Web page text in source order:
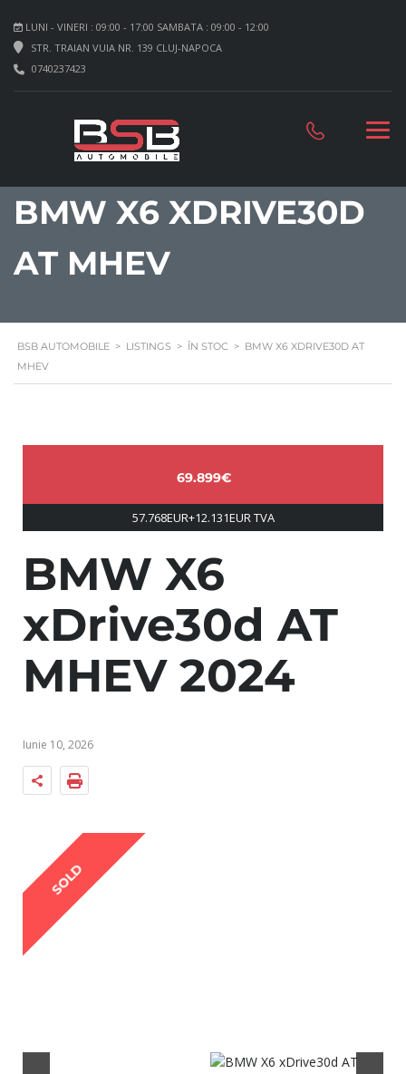
LUNI - VINERI : 09:00 - 17:00 SAMBATA : 09:00 - 12:00
STR. TRAIAN VUIA NR. 139 CLUJ-NAPOCA
0740237423
BMW X6 XDRIVE30D
AT MHEV
BSB AUTOMOBILE > LISTINGS > ÎN STOC > BMW X6 XDRIVE30D AT
MHEV
69.899€
57.768EUR+12.131EUR TVA
BMW X6
xDrive30d AT
MHEV 2024
Iunie 10, 2026
SOLD